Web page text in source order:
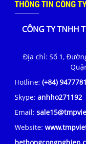
THÔNG TIN CÔNG
CÔNG TY TNHH
Địa chỉ: Số 1,
Hotline: (+84)
Skype: anhho271192
Email:
Website: